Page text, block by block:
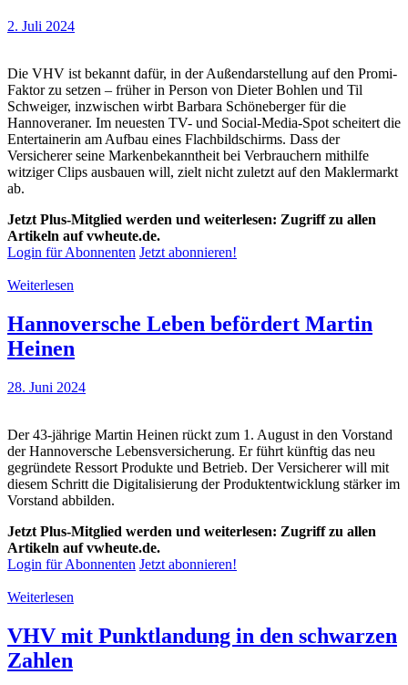
2. Juli 2024
Die VHV ist bekannt dafür, in der Außendarstellung auf den Promi-
Faktor zu setzen – früher in Person von Dieter Bohlen und Til
Schweiger, inzwischen wirbt Barbara Schöneberger für die
Hannoveraner. Im neuesten TV- und Social-Media-Spot scheitert die
Entertainerin am Aufbau eines Flachbildschirms. Dass der
Versicherer seine Markenbekanntheit bei Verbrauchern mithilfe
witziger Clips ausbauen will, zielt nicht zuletzt auf den Maklermarkt
ab.
Jetzt Plus-Mitglied werden und weiterlesen: Zugriff zu allen
Artikeln auf vwheute.de.
Login für Abonnenten Jetzt abonnieren!
Weiterlesen
Hannoversche Leben befördert Martin
Heinen
28. Juni 2024
Der 43-jährige Martin Heinen rückt zum 1. August in den Vorstand
der Hannoversche Lebensversicherung. Er führt künftig das neu
gegründete Ressort Produkte und Betrieb. Der Versicherer will mit
diesem Schritt die Digitalisierung der Produktentwicklung stärker im
Vorstand abbilden.
Jetzt Plus-Mitglied werden und weiterlesen: Zugriff zu allen
Artikeln auf vwheute.de.
Login für Abonnenten Jetzt abonnieren!
Weiterlesen
VHV mit Punktlandung in den schwarzen
Zahlen